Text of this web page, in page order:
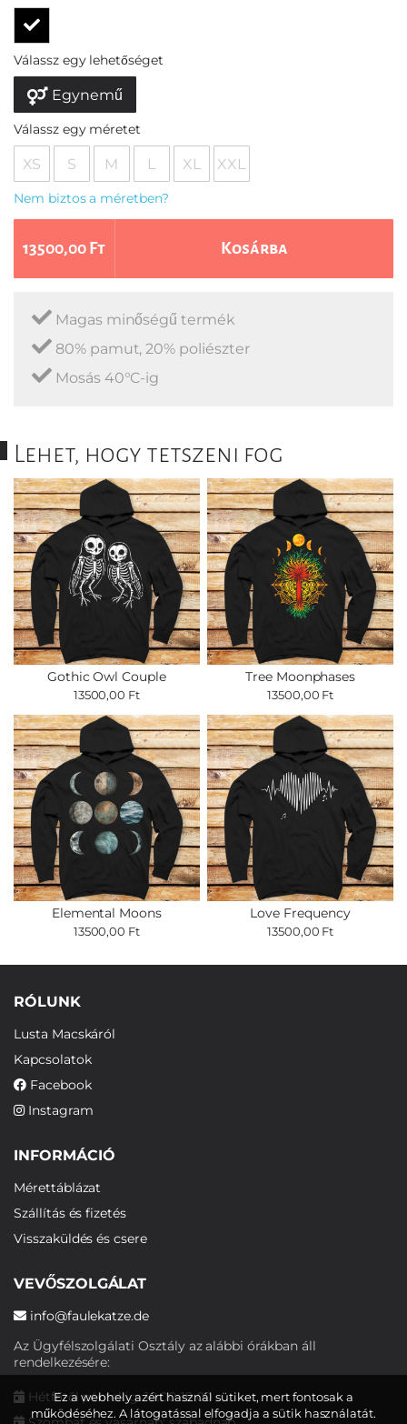
Válassz egy lehetőséget
Egynemű
Válassz egy méretet
XS S M L XL XXL
Nem biztos a méretben?
13500,00 Ft Kosárba
Magas minőségű termék
80% pamut, 20% poliészter
Mosás 40°C-ig
Lehet, hogy tetszeni fog
Gothic Owl Couple
13500,00 Ft
Tree Moonphases
13500,00 Ft
Elemental Moons
13500,00 Ft
Love Frequency
13500,00 Ft
RÓLUNK
Lusta Macskáról
Kapcsolatok
Facebook
Instagram
INFORMÁCIÓ
Mérettáblázat
Szállítás és fizetés
Visszaküldés és csere
VEVŐSZOLGÁLAT
info@faulekatze.de
Az Ügyfélszolgálati Osztály az alábbi órákban áll
rendelkezésére:
Hétfőtől péntekig: 10:00-19:00
Ez a webhely azért használ sütiket, mert fontosak a
működéséhez. A látogatással elfogadja a sütik használatát.